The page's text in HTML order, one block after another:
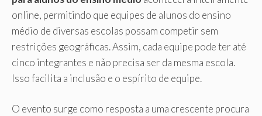
online, permitindo que equipes de alunos do ensino
médio de diversas escolas possam competir sem
restrições geográficas. Assim, cada equipe pode ter até
cinco integrantes e não precisa ser da mesma escola.
Isso facilita a inclusão e o espírito de equipe.
O evento surge como resposta a uma crescente procura